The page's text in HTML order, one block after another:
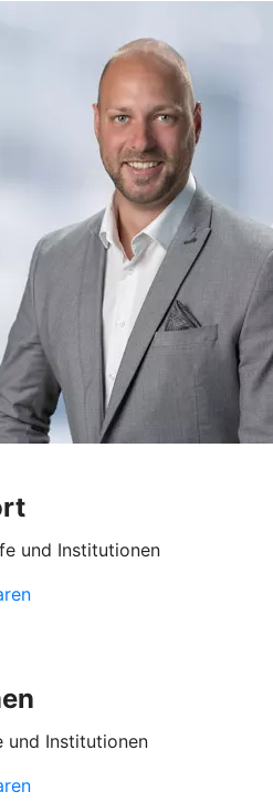
und Institutionen
und Institutionen